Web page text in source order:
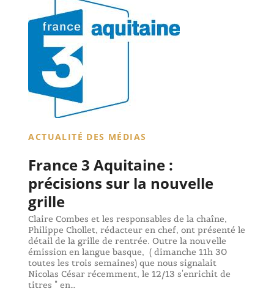
ACTUALITÉ DES MÉDIAS
France 3 Aquitaine :
précisions sur la nouvelle
grille
Claire Combes et les responsables de la chaîne,
Philippe Chollet, rédacteur en chef, ont présenté le
détail de la grille de rentrée. Outre la nouvelle
émission en langue basque, ( dimanche 11h 30
toutes les trois semaines) que nous signalait
Nicolas César récemment, le 12/13 s'enrichit de
titres " en…